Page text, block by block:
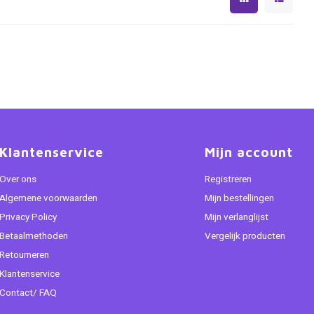
Klantenservice
Over ons
Algemene voorwaarden
Privacy Policy
Betaalmethoden
Retourneren
Klantenservice
Contact/ FAQ
Mijn account
Registreren
Mijn bestellingen
Mijn verlanglijst
Vergelijk producten